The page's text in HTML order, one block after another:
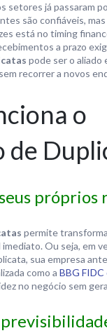
setores já passaram
são confiáveis,
está no timing
a prazo
pode ser o aliado
recorrer a novos
o
de
próprios
permite
Ou seja, em
sua empresa
como a BBG
no negócio sem